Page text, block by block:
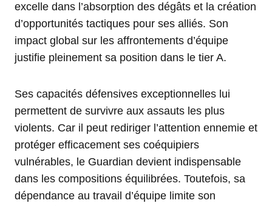
excelle dans l’absorption des dégâts et la création
d’opportunités tactiques pour ses alliés. Son
impact global sur les affrontements d’équipe
justifie pleinement sa position dans le tier A.
Ses capacités défensives exceptionnelles lui
permettent de survivre aux assauts les plus
violents. Car il peut rediriger l’attention ennemie et
protéger efficacement ses coéquipiers
vulnérables, le Guardian devient indispensable
dans les compositions équilibrées. Toutefois, sa
dépendance au travail d’équipe limite son